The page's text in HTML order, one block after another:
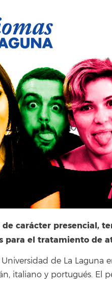
carácter presencial,
para el tratamiento de
de La Laguna
italiano y portugués. El